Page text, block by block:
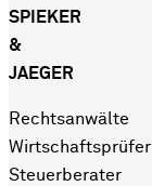
SPIEKER
&
JAEGER
Rechtsanwälte
Wirtschaftsprüfer
Steuerberater